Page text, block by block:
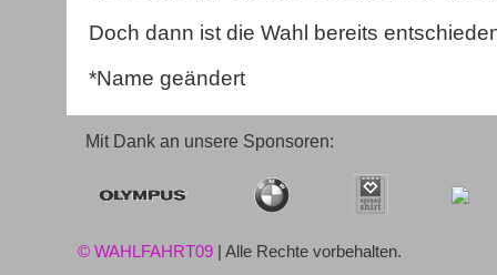
Doch dann ist die Wahl bereits
*Name geändert
Mit Dank an unsere Sponsoren:
© WAHLFAHRT09 | Alle Rechte vorbehalten.